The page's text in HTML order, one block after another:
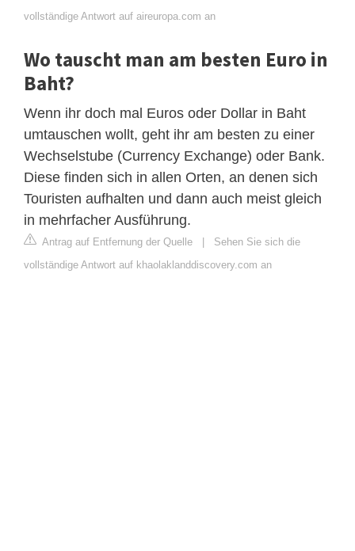
vollständige Antwort auf aireuropa.com an
Wo tauscht man am besten Euro in
Baht?
Wenn ihr doch mal Euros oder Dollar in Baht
umtauschen wollt, geht ihr am besten zu einer
Wechselstube (Currency Exchange) oder Bank.
Diese finden sich in allen Orten, an denen sich
Touristen aufhalten und dann auch meist gleich
in mehrfacher Ausführung.
Antrag auf Entfernung der Quelle | Sehen Sie sich die
vollständige Antwort auf khaolaklanddiscovery.com an